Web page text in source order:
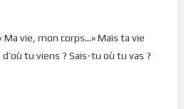
vie, mon corps…» Mais ta vie
tu viens ? Sais-tu où tu vas ?
pour te permettre de respirer ?